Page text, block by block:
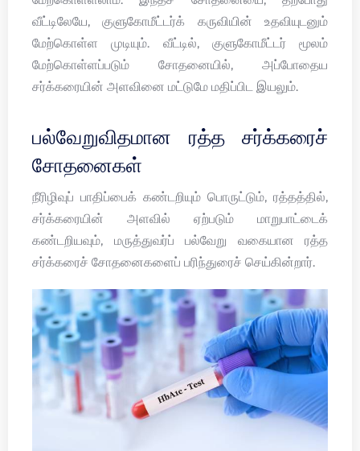
வீட்டிலேயே, குளுகோமீட்டர்க் கருவியின் உதவியுடனும்
மேற்கொள்ள முடியும். வீட்டில், குளுகோமீட்டர் மூலம்
மேற்கொள்ளப்படும் சோதனையில், அப்போதைய
சர்க்கரையின் அளவினை மட்டுமே மதிப்பிட இயலும்.
பல்வேறுவிதமான ரத்த சர்க்கரைச்
சோதனைகள்
நீரிழிவுப் பாதிப்பைக் கண்டறியும் பொருட்டும், ரத்தத்தில்,
சர்க்கரையின் அளவில் ஏற்படும் மாறுபாட்டைக்
கண்டறியவும், மருத்துவர்ப் பல்வேறு வகையான ரத்த
சர்க்கரைச் சோதனைகளைப் பரிந்துரைச் செய்கின்றார்.